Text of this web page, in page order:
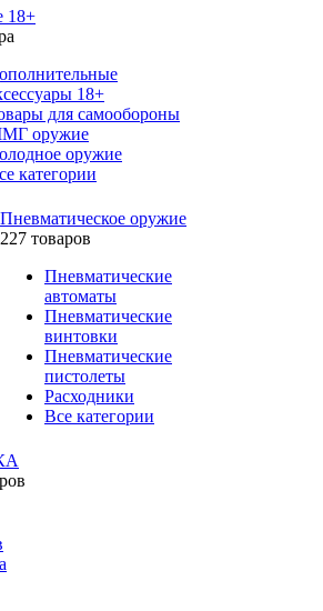
18+
18+
для самообороны
оружие
оружие
категории
Пневматическое оружие
227 товаров
Пневматические
автоматы
Пневматические
винтовки
Пневматические
пистолеты
Расходники
Все категории